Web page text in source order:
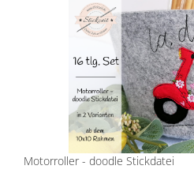
Motorroller - doodle Stickdatei